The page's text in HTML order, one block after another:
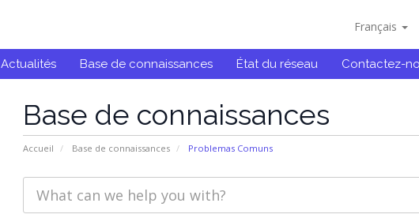
Français
Actualités Base de connaissances État du réseau Contactez-
Base de connaissances
Accueil Base de connaissances Problemas Comuns